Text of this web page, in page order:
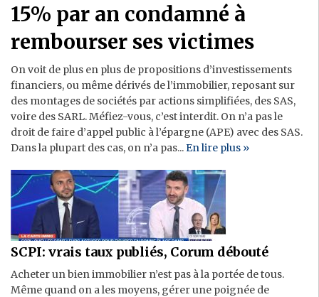
15% par an condamné à
rembourser ses victimes
On voit de plus en plus de propositions d’investissements
financiers, ou même dérivés de l’immobilier, reposant sur
des montages de sociétés par actions simplifiées, des SAS,
voire des SARL. Méfiez-vous, c’est interdit. On n’a pas le
droit de faire d’appel public à l’épargne (APE) avec des SAS.
Dans la plupart des cas, on n’a pas...En lire plus »
SCPI: vrais taux publiés, Corum débouté
Acheter un bien immobilier n’est pas à la portée de tous.
Même quand on a les moyens, gérer une poignée de